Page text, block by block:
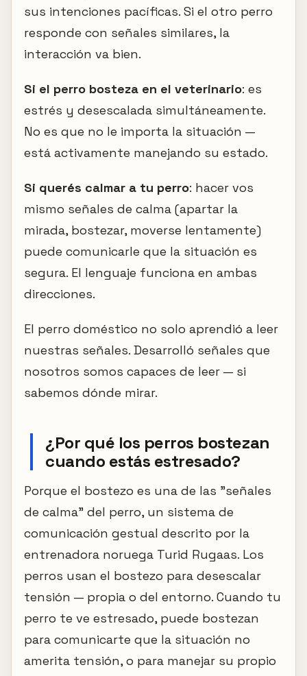
sus intenciones pacíficas. Si el otro perro
responde con señales similares, la
interacción va bien.
Si el perro bosteza en el veterinario: es
estrés y desescalada simultáneamente.
No es que no le importa la situación —
está activamente manejando su estado.
Si querés calmar a tu perro: hacer vos
mismo señales de calma (apartar la
mirada, bostezar, moverse lentamente)
puede comunicarle que la situación es
segura. El lenguaje funciona en ambas
direcciones.
El perro doméstico no solo aprendió a leer
nuestras señales. Desarrolló señales que
nosotros somos capaces de leer — si
sabemos dónde mirar.
¿Por qué los perros bostezan
cuando estás estresado?
Porque el bostezo es una de las "señales
de calma" del perro, un sistema de
comunicación gestual descrito por la
entrenadora noruega Turid Rugaas. Los
perros usan el bostezo para desescalar
tensión — propia o del entorno. Cuando tu
perro te ve estresado, puede bostezan
para comunicarte que la situación no
amerita tensión, o para manejar su propio